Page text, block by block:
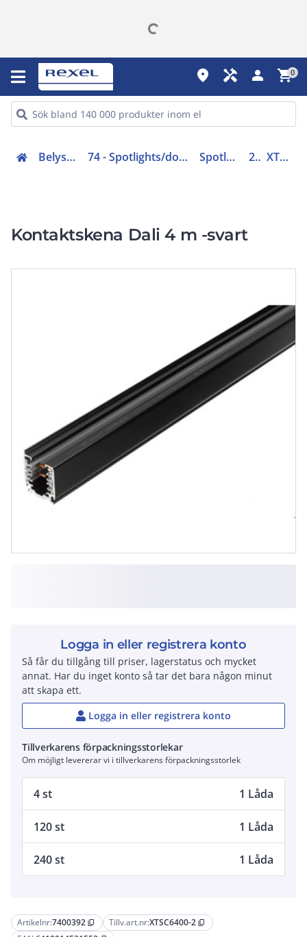
place handyman person shopping_cart0
Belysning (70-83) 74 - Spotlights/downlights/kontaktskenor Spotlightsskenor 230V XTSC6400-2
Kontaktskena Dali 4 m -svart
Artikelnr:7400392 content_copy Tillv.art.nr:XTSC6400-2 content_copy
Logga in eller registrera konto
Så får du tillgång till priser, lagerstatus och mycket
annat. Har du inget konto så tar det bara någon minut
att skapa ett.
Logga in eller registrera konto
Tillverkarens förpackningsstorlekar
Om möjligt levererar vi i tillverkarens förpackningsstorlek
4 st 1 Låda
120 st 1 Låda
240 st 1 Låda